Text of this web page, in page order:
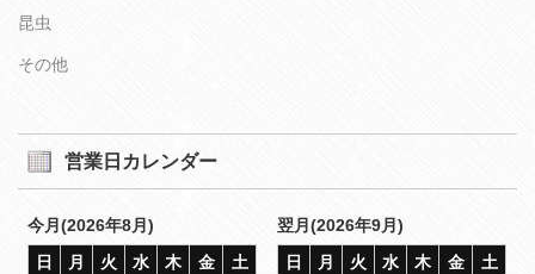
昆虫
その他
営業日カレンダー
今月(2026年8月)
日
月 火 水 木 金
土
翌月(2026年9月)
日
月 火 水 木 金
土